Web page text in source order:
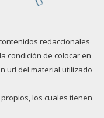
redaccionales
condición de colocar en
url del material utilizado
los cuales tienen